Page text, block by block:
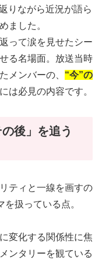
りながら近況が語ら
ました。
って涙を見せたシー
る名場面。放送当時
メンバーの、 “今”の
は必見の内容です。
後」を追う
ティと一線を画すの
を扱っている点。
変化する関係性に焦
ンタリーを観ている